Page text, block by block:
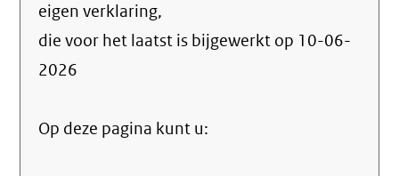
over
eigen verklaring,
die voor het laatst is bijgewerkt op 10-06-
2026
Op deze pagina kunt u: